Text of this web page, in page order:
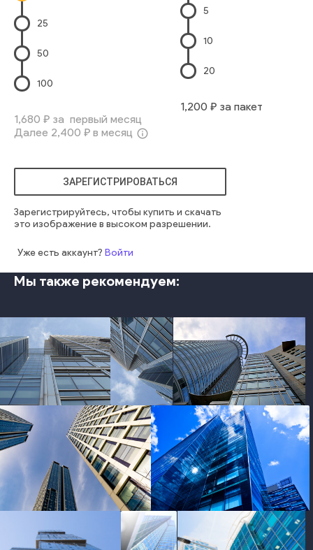
25
50
100
1,680 ₽ за первый месяц
Далее 2,400 ₽ в месяц info_outline
5
10
20
1,200 ₽ за пакет
ЗАРЕГИСТРИРОВАТЬСЯ
Зарегистрируйтесь, чтобы купить и скачать
это изображение в высоком разрешении.
Уже есть аккаунт? Войти
Мы также рекомендуем:
photo photo photo
photo photo